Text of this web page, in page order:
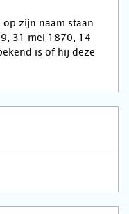
zijn naam staan
31 mei 1870, 14
is of hij deze